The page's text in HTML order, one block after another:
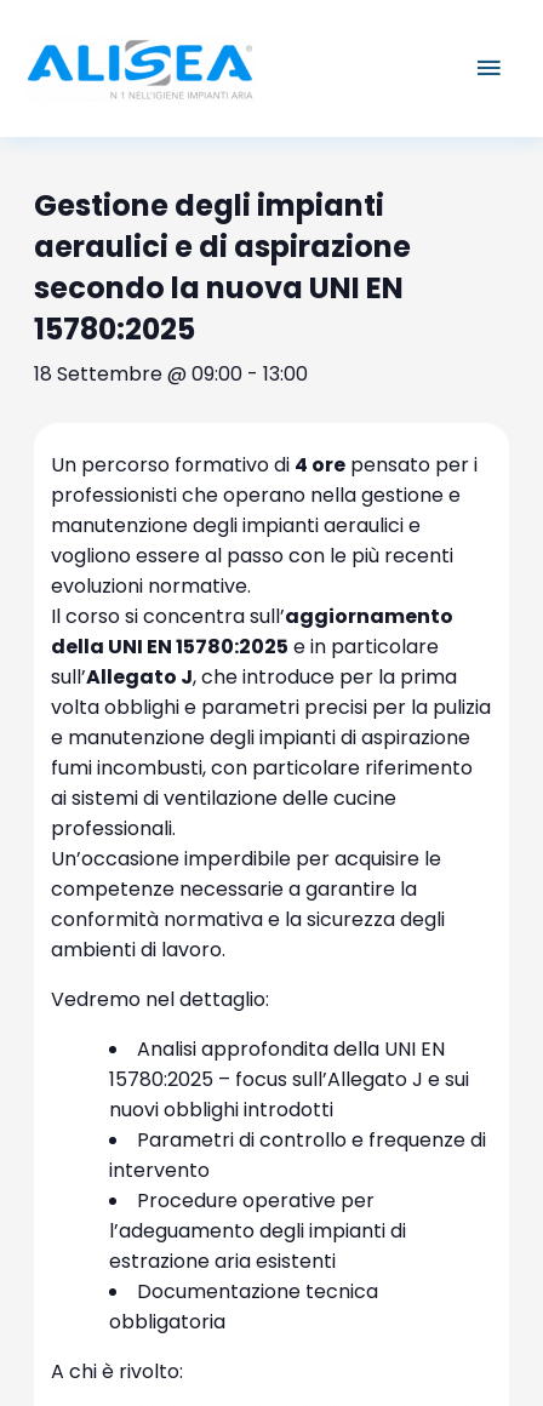
contenuto
Gestione degli impianti
aeraulici e di aspirazione
secondo la nuova UNI EN
15780:2025
18 Settembre @ 09:00- 13:00
Un percorso formativo di 4 ore pensato per i
professionisti che operano nella gestione e
manutenzione degli impianti aeraulici e
vogliono essere al passo con le più recenti
evoluzioni normative.
Il corso si concentra sull’aggiornamento
della UNI EN 15780:2025 e in particolare
sull’Allegato J, che introduce per la prima
volta obblighi e parametri precisi per la pulizia
e manutenzione degli impianti di aspirazione
fumi incombusti, con particolare riferimento
ai sistemi di ventilazione delle cucine
professionali.
Un’occasione imperdibile per acquisire le
competenze necessarie a garantire la
conformità normativa e la sicurezza degli
ambienti di lavoro.
Vedremo nel dettaglio:
Analisi approfondita della UNI EN
15780:2025 – focus sull’Allegato J e sui
nuovi obblighi introdotti
Parametri di controllo e frequenze di
intervento
Procedure operative per
l’adeguamento degli impianti di
estrazione aria esistenti
Documentazione tecnica
obbligatoria
A chi è rivolto: